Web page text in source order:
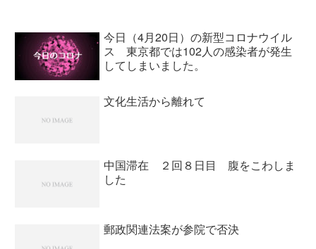
今日（4月20日）の新型コロナウイル
ス 東京都では102人の感染者が発生
してしまいました。
文化生活から離れて
中国滞在 ２回８日目 腹をこわしま
した
郵政関連法案が参院で否決